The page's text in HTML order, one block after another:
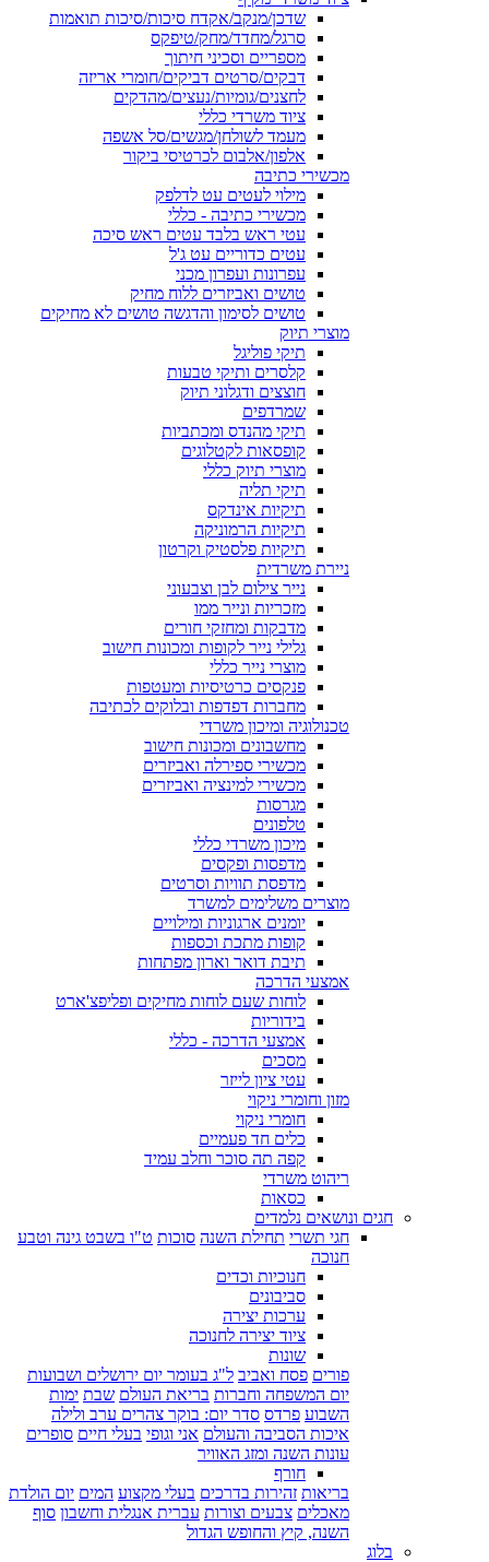
שדכן/מנקב/אקדח סיכות/סיכות תואמות
סרגל/מחדד/מחק/טיפקס
מספריים וסכיני חיתוך
דבקים/סרטים דביקים/חומרי אריזה
לחצנים/גומיות/נעצים/מהדקים
ציוד משרדי כללי
מעמד לשולחן/מגשים/סל אשפה
אלפון/אלבום לכרטיסי ביקור
מכשירי כתיבה
מילוי לעטים עט לדלפק
מכשירי כתיבה - כללי
עטי ראש בלבד עטים ראש סיכה
עטים כדוריים עט ג'ל
עפרונות ועפרון מכני
טושים ואביזרים ללוח מחיק
טושים לסימון והדגשה טושים לא מחיקים
מוצרי תיוק
תיקי פוליגל
קלסרים ותיקי טבעות
חוצצים ודגלוני תיוק
שמרדפים
תיקי מהנדס ומכתביות
קופסאות לקטלוגים
מוצרי תיוק כללי
תיקי תליה
תיקיות אינדקס
תיקיות הרמוניקה
תיקיות פלסטיק וקרטון
ניירת משרדית
נייר צילום לבן וצבעוני
מזכריות ונייר ממו
מדבקות ומחזקי חורים
גלילי נייר לקופות ומכונות חישוב
מוצרי נייר כללי
פנקסים כרטיסיות ומעטפות
מחברות דפדפות ובלוקים לכתיבה
טכנולוגיה ומיכון משרדי
מחשבונים ומכונות חישוב
מכשירי ספירלה ואביזרים
מכשירי למינציה ואביזרים
מגרסות
טלפונים
מיכון משרדי כללי
מדפסות ופקסים
מדפסת תוויות וסרטים
מוצרים משלימים למשרד
יומנים ארגוניות ומילויים
קופות מתכת וכספות
תיבת דואר וארון מפתחות
אמצעי הדרכה
לוחות שעם לוחות מחיקים ופליפצ'ארט
בידוריות
אמצעי הדרכה - כללי
מסכים
עטי ציון לייזר
מזון וחומרי ניקוי
חומרי ניקוי
כלים חד פעמיים
קפה תה סוכר וחלב עמיד
ריהוט משרדי
כסאות
חגים ונושאים נלמדים
חגי תשרי תחילת השנה סוכות ט"ו בשבט גינה וטבע
חנוכה
חנוכיות וכדים
סביבונים
ערכות יצירה
ציוד יצירה לחנוכה
שונות
פורים פסח ואביב ל"ג בעומר יום ירושלים ושבועות
יום המשפחה וחברות בריאת העולם שבת ימות
השבוע פרדס סדר יום: בוקר צהרים ערב ולילה
איכות הסביבה והעולם אני וגופי בעלי חיים סופרים
עונות השנה ומזג האוויר
חורף
בריאות זהירות בדרכים בעלי מקצוע המים יום הולדת
מאכלים צבעים וצורות עברית אנגלית וחשבון סוף
השנה, קיץ והחופש הגדול
בלוג